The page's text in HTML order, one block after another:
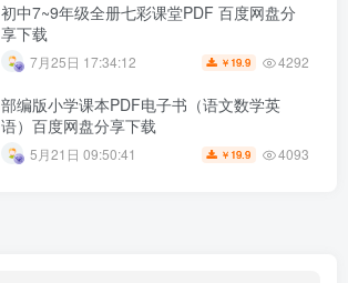
初中7~9年级全册七彩课堂PDF 百度网盘分
享下载
7月25日 17:34:12 ￥ 19.9 4292
部编版小学课本PDF电子书（语文数学英
语）百度网盘分享下载
5月21日 09:50:41 ￥ 19.9 4093